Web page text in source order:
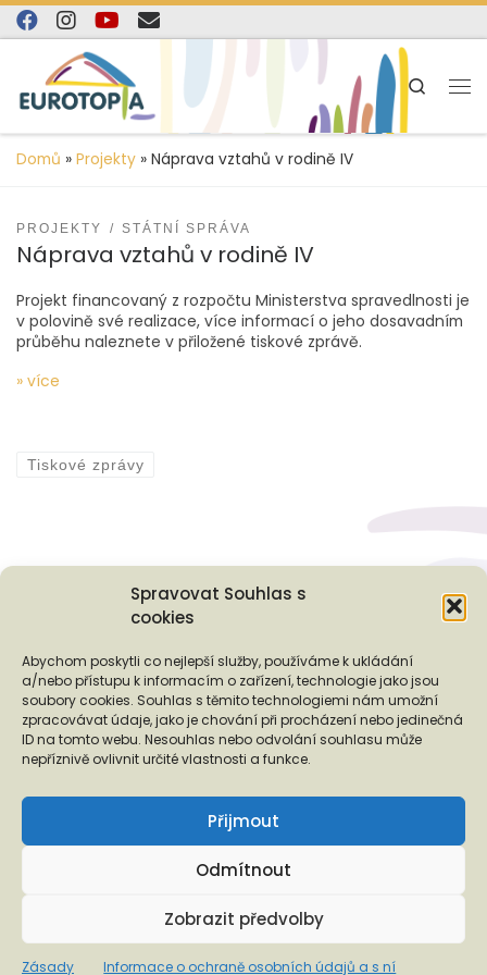
Spravovat Souhlas s
cookies
Abychom poskytli co nejlepší služby, používáme k ukládání
a/nebo přístupu k informacím o zařízení, technologie jako jsou
soubory cookies. Souhlas s těmito technologiemi nám umožní
zpracovávat údaje, jako je chování při procházení nebo jedinečná
ID na tomto webu. Nesouhlas nebo odvolání souhlasu může
nepříznivě ovlivnit určité vlastnosti a funkce.
Přijmout
Odmítnout
Zobrazit předvolby
Zásady Informace o ochraně osobních údajů a s ní
content
Skip to content
Search
Domů » Projekty » Náprava vztahů v rodině IV
PROJEKTY STÁTNÍ SPRÁVA
Náprava vztahů v rodině IV
Projekt financovaný z rozpočtu Ministerstva spravedlnosti je
v polovině své realizace, více informací o jeho dosavadním
průběhu naleznete v přiložené tiskové zprávě.
» více
Tiskové zprávy
Podporují nás...
❬ ❭
Informace o ochraně osobních údajů a s ní spojených